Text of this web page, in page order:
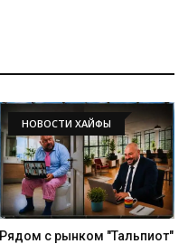
НОВОСТИ ХАЙФЫ
Рядом с рынком "Тальпиот"